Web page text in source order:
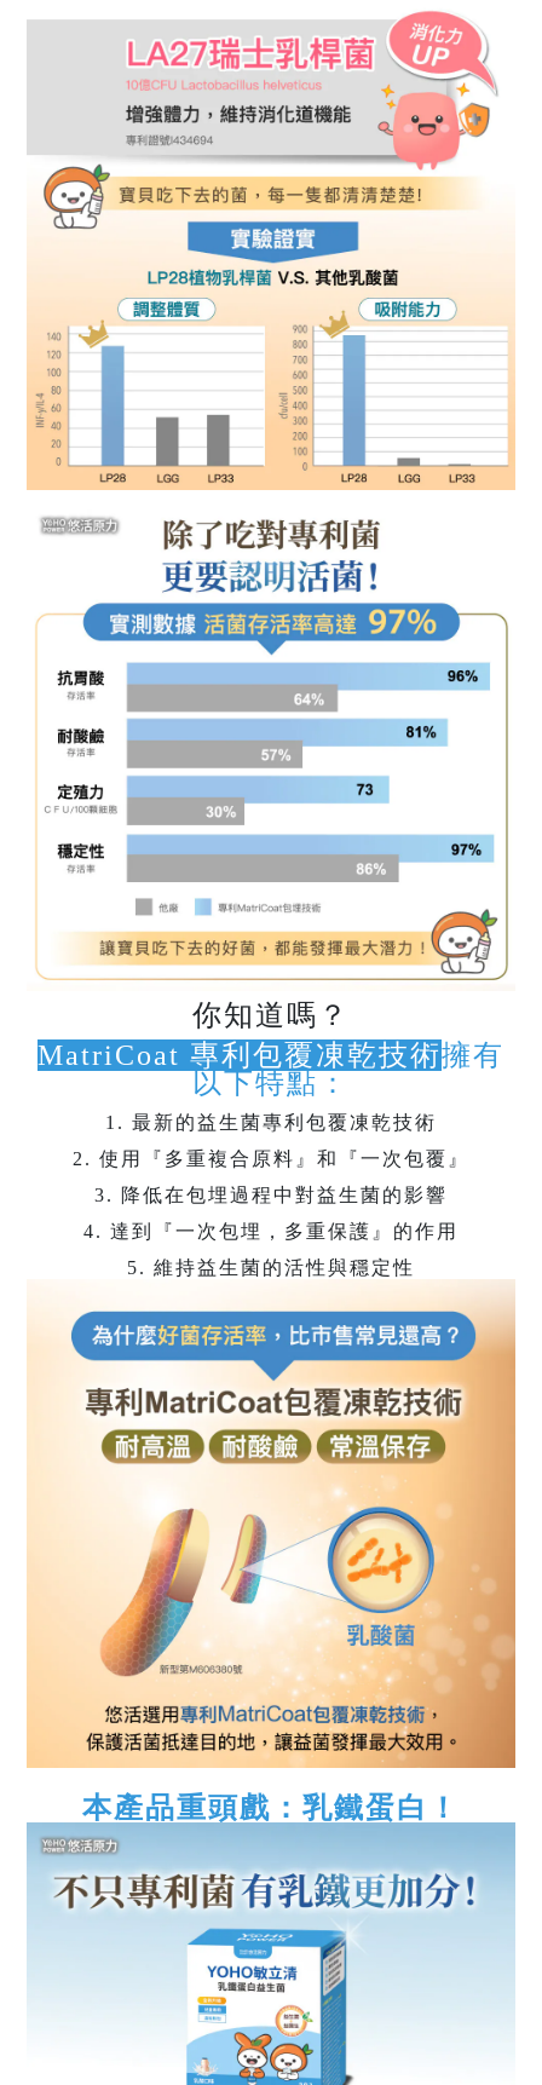
你知道嗎？
MatriCoat 專利包覆凍乾技術擁有
以下特點：
1. 最新的益生菌專利包覆凍乾技術
2. 使用『多重複合原料』和『一次包覆』
3. 降低在包埋過程中對益生菌的影響
4. 達到『一次包埋，多重保護』的作用
5. 維持益生菌的活性與穩定性
本產品重頭戲：乳鐵蛋白！